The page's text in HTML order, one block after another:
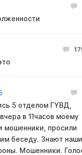
5 отделом ГYBД,
в 11часов моему
мошенники, просили
беседу. Знают наши
Мошенники.